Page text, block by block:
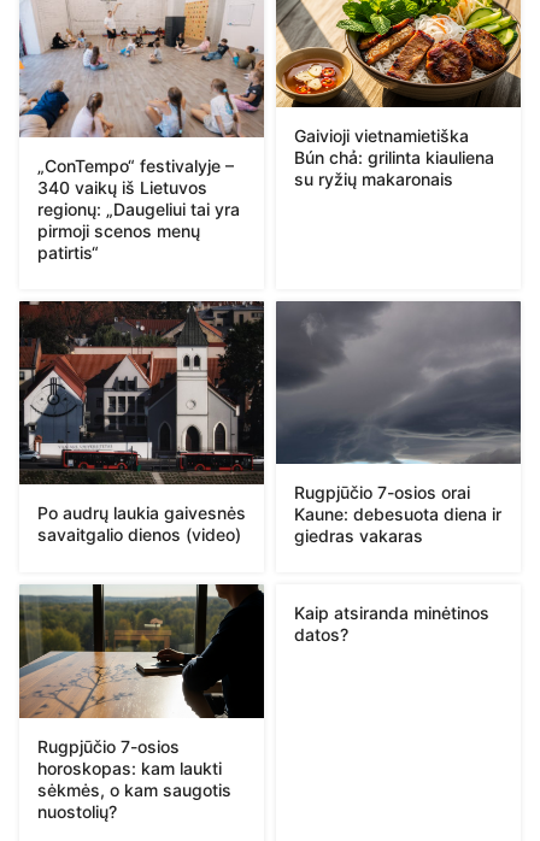
„ConTempo“ festivalyje –
340 vaikų iš Lietuvos
regionų: „Daugeliui tai yra
pirmoji scenos menų
patirtis“
Gaivioji vietnamietiška
Bún chả: grilinta kiauliena
su ryžių makaronais
Po audrų laukia gaivesnės
savaitgalio dienos (video)
Rugpjūčio 7-osios orai
Kaune: debesuota diena ir
giedras vakaras
Rugpjūčio 7-osios
horoskopas: kam laukti
sėkmės, o kam saugotis
nuostolių?
Kaip atsiranda minėtinos
datos?